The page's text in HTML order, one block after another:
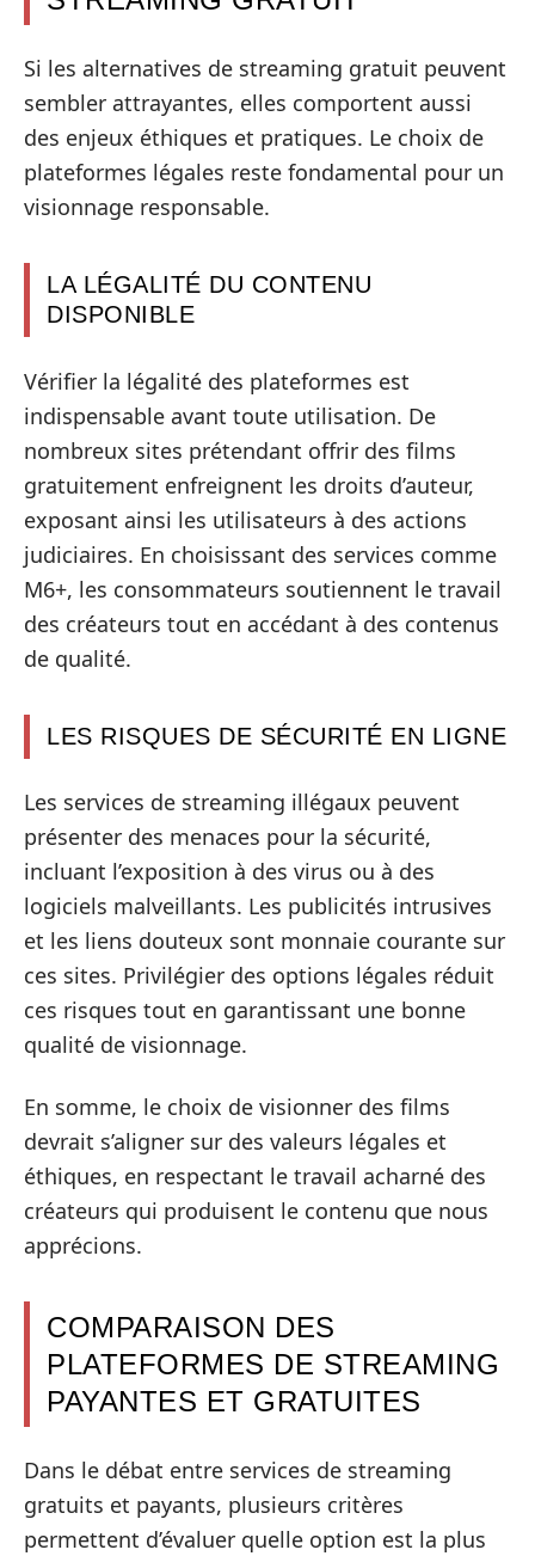
Si les alternatives de streaming gratuit peuvent
sembler attrayantes, elles comportent aussi
des enjeux éthiques et pratiques. Le choix de
plateformes légales reste fondamental pour un
visionnage responsable.
LA LÉGALITÉ DU CONTENU
DISPONIBLE
Vérifier la légalité des plateformes est
indispensable avant toute utilisation. De
nombreux sites prétendant offrir des films
gratuitement enfreignent les droits d’auteur,
exposant ainsi les utilisateurs à des actions
judiciaires. En choisissant des services comme
M6+, les consommateurs soutiennent le travail
des créateurs tout en accédant à des contenus
de qualité.
LES RISQUES DE SÉCURITÉ EN LIGNE
Les services de streaming illégaux peuvent
présenter des menaces pour la sécurité,
incluant l’exposition à des virus ou à des
logiciels malveillants. Les publicités intrusives
et les liens douteux sont monnaie courante sur
ces sites. Privilégier des options légales réduit
ces risques tout en garantissant une bonne
qualité de visionnage.
En somme, le choix de visionner des films
devrait s’aligner sur des valeurs légales et
éthiques, en respectant le travail acharné des
créateurs qui produisent le contenu que nous
apprécions.
COMPARAISON DES
PLATEFORMES DE STREAMING
PAYANTES ET GRATUITES
Dans le débat entre services de streaming
gratuits et payants, plusieurs critères
permettent d’évaluer quelle option est la plus